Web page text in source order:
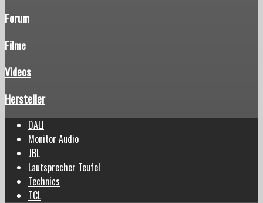
Forum
Filme
Videos
Hersteller
DALI
Monitor Audio
JBL
Lautsprecher Teufel
Technics
TCL